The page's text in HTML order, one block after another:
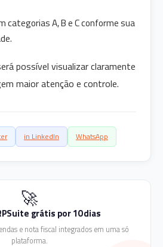
categorias A, B e C conforme sua
possível visualizar claramente
maior atenção e controle.
in LinkedIn WhatsApp
🚀
grátis por 10 dias
e nota fiscal integrados em uma só
plataforma.